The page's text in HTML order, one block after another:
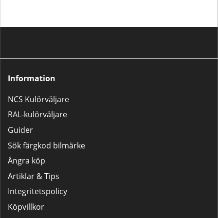
Lackpaketet – För mindre
reparationer som dörrar,
Information
NCS Kulörväljare
RAL-kulörväljare
Guider
Sök färgkod bilmärke
Ångra köp
Artiklar & Tips
Integritetspolicy
Köpvillkor